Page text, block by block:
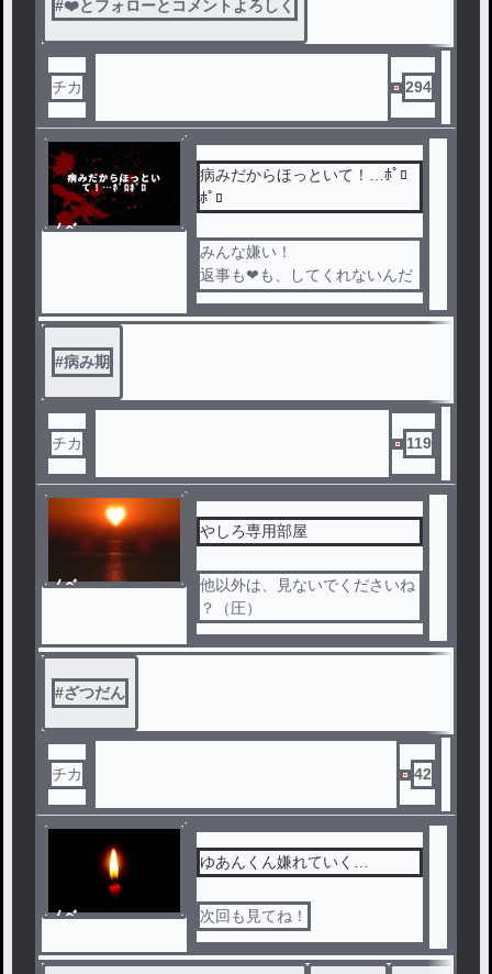
#❤️とフォローとコメントよろしく
チカ 294
ノベ
病みだからほっといて！…ﾎﾟﾛ
ﾎﾟﾛ
みんな嫌い！
返事も❤も、してくれないんだ
ったら…
もうテラー辞めるかもかも可能
#病み期
チカ 119
ノベ
やしろ専用部屋
他以外は、見ないでくださいね
？（圧）
#ざつだん
チカ 42
ノベ
ゆあんくん嫌れていく…
次回も見てね！